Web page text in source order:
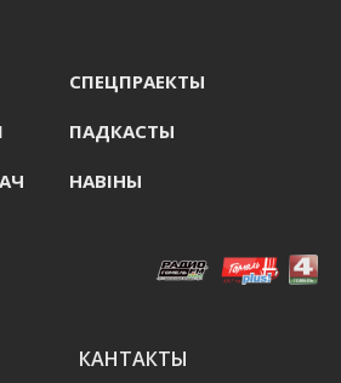
СПЕЦПРАЕКТЫ
ПАДКАСТЫ
НАВIНЫ
КАНТАКТЫ